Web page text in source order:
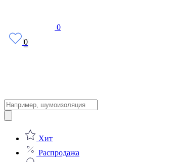
0
0
Поиск
товаров
Хит
Распродажа